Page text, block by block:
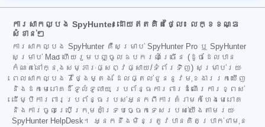
ការសាកល្បង SpyHunter ដោយឥតគិតថ្លៃ៖ លក្ខខណ្ឌ
សំខាន់ៗ
ការសាកល្បង SpyHunter គឺសម្រាប់ SpyHunter Pro ឬ SpyHunter
សម្រាប់ Mac ហើយរួមបញ្ចូលឧបករណ៍ច្រើន (ដូចដែលបាន
កំណត់នៅក្នុងសម្ភារៈផ្សព្វផ្សាយ/ទំព័រទិញ) សម្រាប់រយៈ
ពេលសាកល្បង 7 ថ្ងៃម្តង ដែលផ្តល់ជូននូវមុខងាររកឃើញ
និងដកមេរោគដ៏ទូលំទូលាយ ប្រព័ន្ធការពារដំណើរការខ្ពស់
ដើម្បីការពារប្រព័ន្ធរបស់អ្នកពីការគំរាមកំហែងមេរោគ
និងការចូលប្រើក្រុមគាំទ្របច្ចេកទេសរបស់យើងតាមរយៈ
SpyHunter HelpDesk។ អ្នកនឹងមិនត្រូវបានគិតប្រាក់ជាមុន